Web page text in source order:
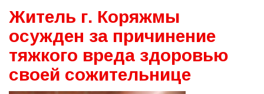
Житель г. Коряжмы
осужден за причинение
тяжкого вреда здоровью
своей сожительнице